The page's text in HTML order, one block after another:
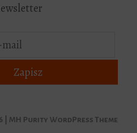
| MH Purity WordPress Theme